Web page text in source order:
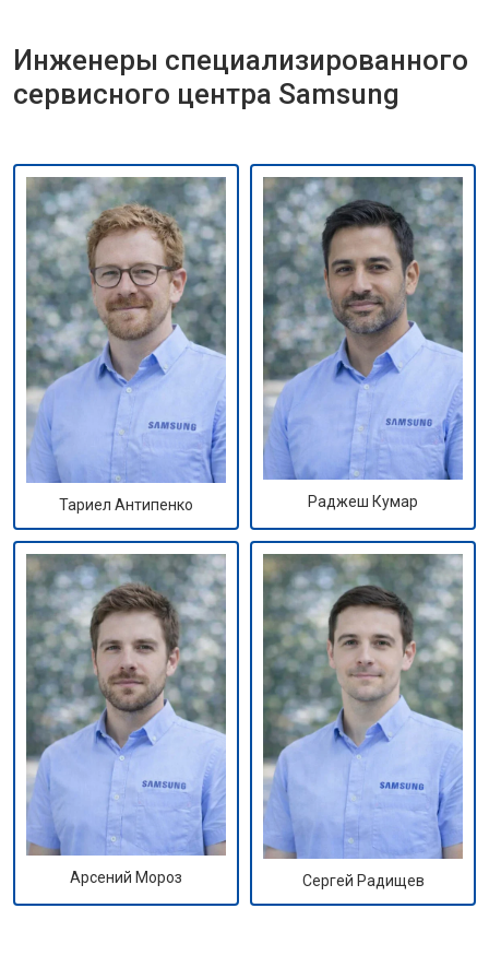
Инженеры специализированного
сервисного центра Samsung
Тариел Антипенко Раджеш Кумар
Арсений Мороз Сергей Радищев